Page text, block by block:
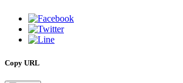
Copy URL